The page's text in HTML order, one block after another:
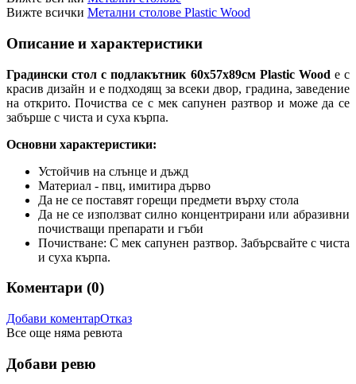
Вижте всички Метални столове Plastic Wood
Описание и характеристики
Градински стол с подлакътник 60x57x89см Plastic Wood е с
красив дизайн и е подходящ за всеки двор, градина, заведение
на открито. Почиства се с мек сапунен разтвор и може да се
забърше с чиста и суха кърпа.
Основни характеристики:
Устойчив на слънце и дъжд
Материал - пвц, имитиpa дърво
Да не се поставят горещи предмети върху стола
Да не се използват силно концентрирани или абразивни
почистващи препарати и гъби
Почистване: С мек сапунен разтвор. Забърсвайте с чиста
и суха кърпа.
Коментари (0)
Добави коментарОтказ
Все още няма ревюта
Добави ревю